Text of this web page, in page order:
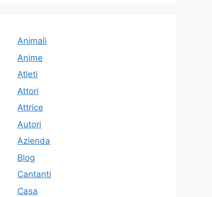
Animali
Anime
Atleti
Attori
Attrice
Autori
Azienda
Blog
Cantanti
Casa